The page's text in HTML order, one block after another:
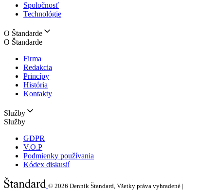
Spoločnosť
Technológie
O Štandarde
O Štandarde
Firma
Redakcia
Princípy
História
Kontakty
Služby
Služby
GDPR
V.O.P
Podmienky používania
Kódex diskusií
© 2026 Denník Štandard, Všetky práva vyhradené |